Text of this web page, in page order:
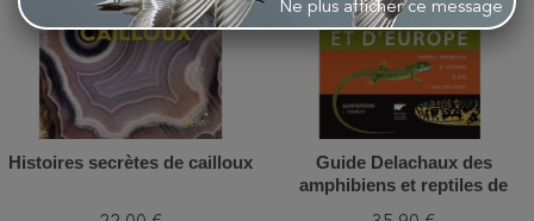
Histoires secrètes de cailloux
Guide Delachaux des
amphibiens et reptiles de
Ne plus afficher ce message